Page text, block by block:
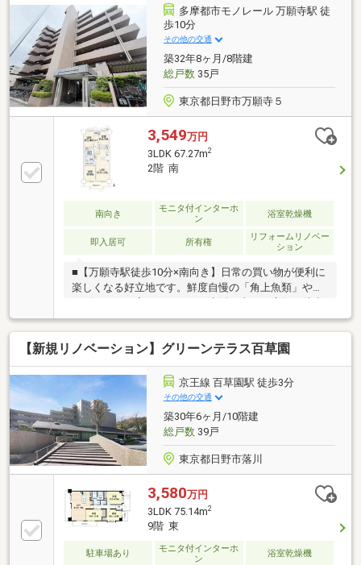
LDKは家族でゆったり過ごせる空間で、収納も豊富に
確保されています。☆浴室乾燥機や床暖房など設備も
充実し、日々の家事負担を軽減。☆アルソックの24時
間セキュリティーシステム導入と安心感も魅力の一邸
です。
多摩都市モノレール 万願寺駅 徒
歩10分
その他の交通
築32年8ヶ月/8階建
総戸数35戸
東京都日野市万願寺５
3,549万円
3LDK 67.27m2
2階 南
南向き
モニタ付インターホ
ン
浴室乾燥機
即入居可 所有権
リフォームリノベー
ション
■【万願寺駅徒歩10分×南向き】日常の買い物が便利に
楽しくなる好立地です。鮮度自慢の「角上魚類」やコ
圏内に充実しています。■ 【お子様にも安心の住環
境】前面道路にはゆとりのある歩道が完備され、小さ
なお子様連れやベビーカーでの移動も安心です。■ ゼ
ロコスト仲介※詳細は【諸費用欄】をチェック！■買う
前に絶対見てほしい！HPの「購入専門ブログ」は必読
■メリットだけでなく「デメリット」も包み隠さず正
直に説明■LINEで24時間相談OK。しつこい営業は一切
なし「損しない・後悔しない買い方」を、代表の溝口
が直接サポートします。
【新規リノベーション】グリーンテラス百草園
京王線 百草園駅 徒歩3分
その他の交通
築30年6ヶ月/10階建
総戸数39戸
東京都日野市落川
3,580万円
3LDK 75.14m2
9階 東
駐車場あり
モニタ付インターホ
ン
浴室乾燥機